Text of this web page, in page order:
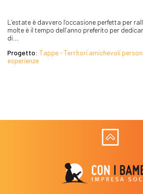
L’estate è davvero l’occasione perfetta per
molte è il tempo dell’anno preferito per
di...
Progetto: Tappe - Territori amichevoli
esperienze